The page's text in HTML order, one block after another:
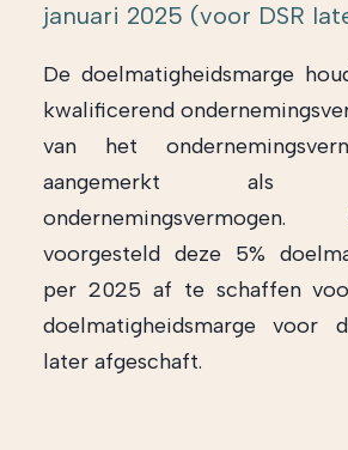
januari 2025 (voor DSR
De doelmatigheidsmarge
kwalificerend
van het
aangemerkt als
voorgesteld deze 5%
per 2025 af te schaffen
doelmatigheidsmarge voor
later afgeschaft.